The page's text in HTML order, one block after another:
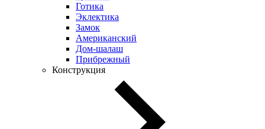
Готика
Эклектика
Замок
Американский
Дом-шалаш
Прибрежный
Конструкция